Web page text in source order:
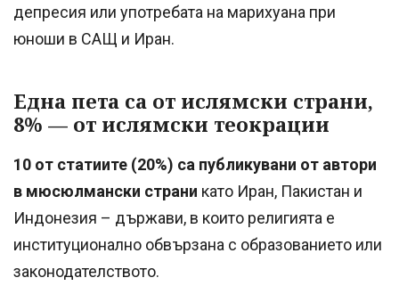
депресия или употребата на марихуана при
юноши в САЩ и Иран.
Една пета са от ислямски страни,
8% — от ислямски теокрации
10 от статиите (20%) са публикувани от автори
в мюсюлмански страни като Иран, Пакистан и
Индонезия – държави, в които религията е
институционално обвързана с образованието или
законодателството.